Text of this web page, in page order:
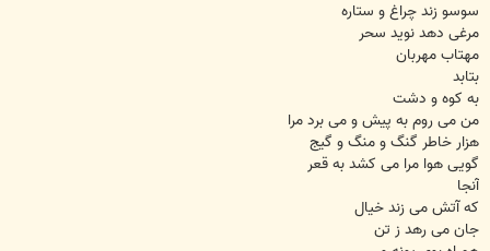
سوسو زند چراغ و ستاره
مرغی دهد نوید سحر
مهتاب مهربان
بتابد
به کوه و دشت
من می روم به پیش و می برد مرا
هزار خاطر گنگ و منگ و گیج
گویی هوا مرا می کشد به قعر
آنجا
که آتش می زند خیال
جان می رهد ز تن